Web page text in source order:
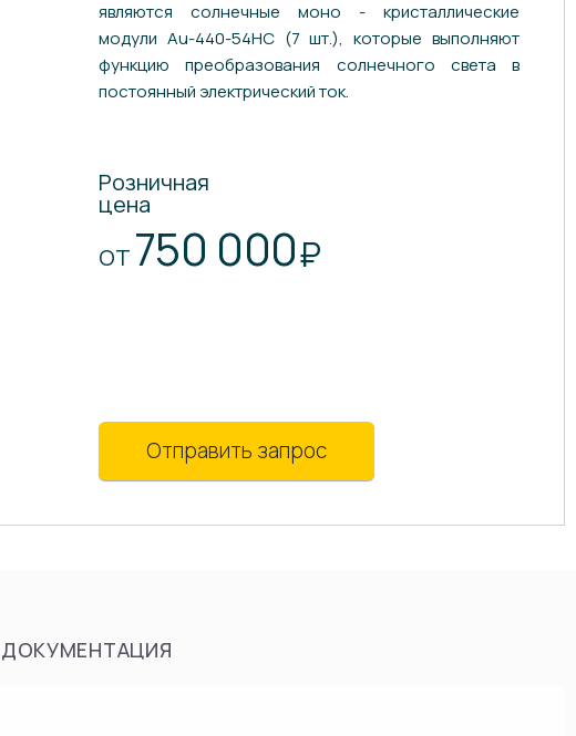
являются солнечные моно - кристаллические
модули Au-440-54HC (7 шт.), которые выполняют
функцию преобразования солнечного света в
постоянный электрический ток.
Розничная
цена
ОТ 750 000₽
Отправить запрос
ДОКУМЕНТАЦИЯ